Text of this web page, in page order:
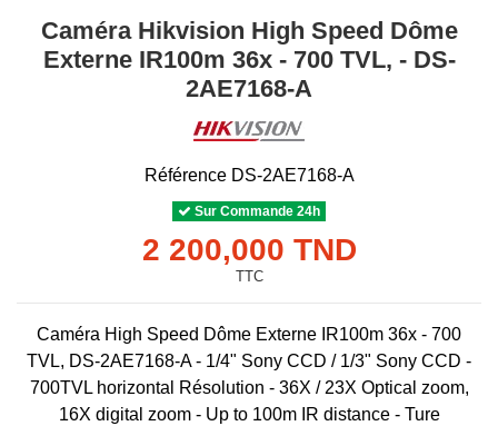
Caméra Hikvision High Speed Dôme
Externe IR100m 36x - 700 TVL, - DS-
2AE7168-A
Référence DS-2AE7168-A
Sur Commande 24h
2 200,000 TND
TTC
Caméra High Speed Dôme Externe IR100m 36x - 700
TVL, DS-2AE7168-A - 1/4" Sony CCD / 1/3" Sony CCD -
700TVL horizontal Résolution - 36X / 23X Optical zoom,
16X digital zoom - Up to 100m IR distance - Ture